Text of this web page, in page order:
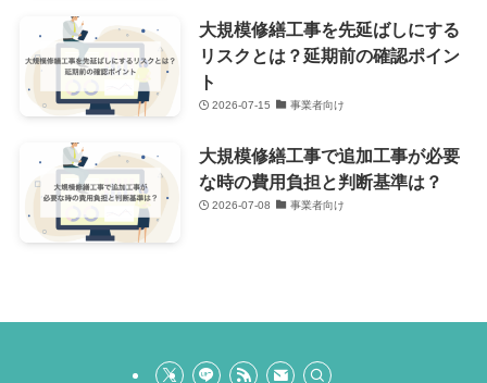
大規模修繕工事を先延ばしにする
リスクとは？延期前の確認ポイン
ト
2026-07-15 事業者向け
大規模修繕工事で追加工事が必要
な時の費用負担と判断基準は？
2026-07-08 事業者向け